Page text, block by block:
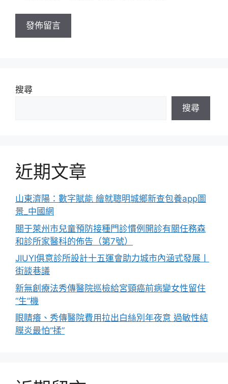
址
搜尋
搜尋
近期文章
山東濟陽：數字賦能 繪就聰明城鄉新查包養app圖
景_中國網
關于萊州市兒童預防接種門診慣例開診有關任務森
和診所家醫科的佈告（第7號）
​JIUYI俱意診所設計十五運會助力城市內涵式發展丨
街談巷議
新無創療法秀傳醫院巡檢給宮頸癌前病變女性留住
“生”機
眼睛癢、秀傳醫院費用拉出白絲別年夜意 過敏性結
膜炎最怕“揉”